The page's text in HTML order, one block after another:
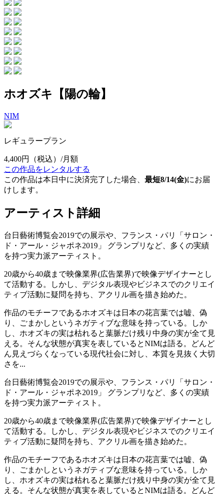
ホオズキ【陽の輪】
NIM
レギュラープラン
4,400円
（税込）/月額
この作品をレンタルする
この作品は本日中に決済完了した場合、 最短8/14(金)にお届
けします。
アーティスト詳細
台日藝術博覧会2019での展示や、フランス・パリ「サロン・
ド・アール・ジャポネ2019」 グランプリなど、多くの実績
を持つ実力派アーティスト。
20歳から40歳まで映像業界(広告業界)で映像デザイナーとし
て活動する。しかし、デジタル表現やビジネスでのクリエイ
ティブ活動に疑問を持ち、アクリル画を描き始めた。
作品のモチーフであるホオズキは⽇本の花⾔葉では嘘、偽
り、ごまかしというネガティブな意味を持っている。しか
し、ホオズキの実は枯れると葉脈だけ残り中⾝の実が全て⾒
える。そんな状態が真実を表しているとNIMは語る。どんど
ん見えづらくなっている現代社会に対し、本質を⾒抜く⼤切
さを...
台日藝術博覧会2019での展示や、フランス・パリ「サロン・
ド・アール・ジャポネ2019」 グランプリなど、多くの実績
を持つ実力派アーティスト。
20歳から40歳まで映像業界(広告業界)で映像デザイナーとし
て活動する。しかし、デジタル表現やビジネスでのクリエイ
ティブ活動に疑問を持ち、アクリル画を描き始めた。
作品のモチーフであるホオズキは⽇本の花⾔葉では嘘、偽
り、ごまかしというネガティブな意味を持っている。しか
し、ホオズキの実は枯れると葉脈だけ残り中⾝の実が全て⾒
える。そんな状態が真実を表しているとNIMは語る。どんど